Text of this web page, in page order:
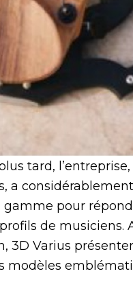
tard,
a considérablement
gamme pour
de musiciens.
3D Varius
modèles